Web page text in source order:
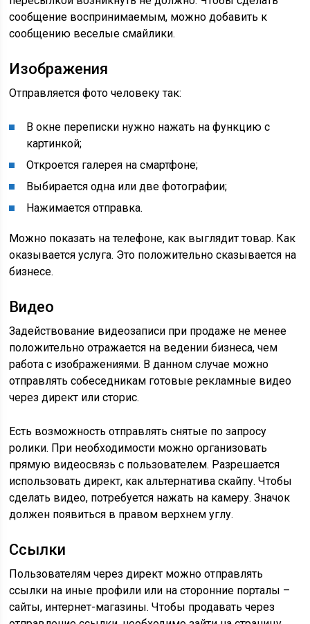
сообщение воспринимаемым, можно добавить к
сообщению веселые смайлики.
Изображения
Отправляется фото человеку так:
В окне переписки нужно нажать на функцию с
картинкой;
Откроется галерея на смартфоне;
Выбирается одна или две фотографии;
Нажимается отправка.
Можно показать на телефоне, как выглядит товар. Как
оказывается услуга. Это положительно сказывается на
бизнесе.
Видео
Задействование видеозаписи при продаже не менее
положительно отражается на ведении бизнеса, чем
работа с изображениями. В данном случае можно
отправлять собеседникам готовые рекламные видео
через директ или сторис.
Есть возможность отправлять снятые по запросу
ролики. При необходимости можно организовать
прямую видеосвязь с пользователем. Разрешается
использовать директ, как альтернатива скайпу. Чтобы
сделать видео, потребуется нажать на камеру. Значок
должен появиться в правом верхнем углу.
Ссылки
Пользователям через директ можно отправлять
ссылки на иные профили или на сторонние порталы –
сайты, интернет-магазины. Чтобы продавать через